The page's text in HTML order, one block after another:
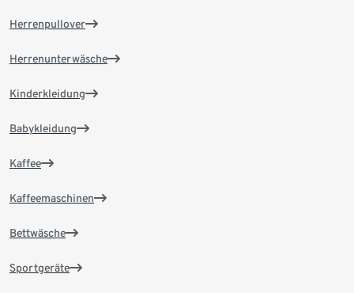
Herrenpullover
Herrenunterwäsche
Kinderkleidung
Babykleidung
Kaffee
Kaffeemaschinen
Bettwäsche
Sportgeräte